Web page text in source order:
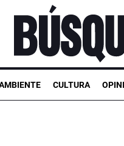
CULTURA